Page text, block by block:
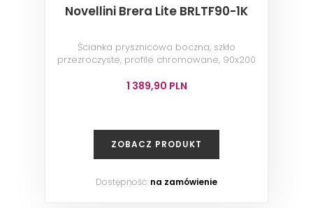
Novellini Brera Lite BRLTF90-1K
Ścianka prysznicowa boczna, szkło
przezroczyste, profile chromowane, 90x200
1 389,90 PLN
ZOBACZ PRODUKT
Dostępność: na zamówienie